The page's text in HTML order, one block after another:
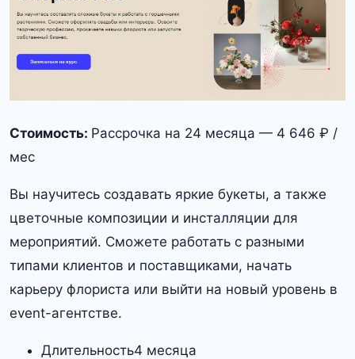
Стоимость: Рассрочка на 24 месяца — 4 646 ₽ /
мес
Вы научитесь создавать яркие букеты, а также
цветочные композиции и инсталляции для
мероприятий. Сможете работать с разными
типами клиентов и поставщиками, начать
карьеру флориста или выйти на новый уровень в
event-агентстве.
Длительность4 месяца